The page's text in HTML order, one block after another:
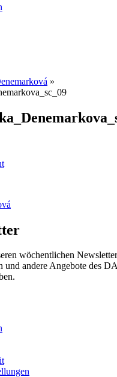
»
wöchentlichen
und andere Angebote des